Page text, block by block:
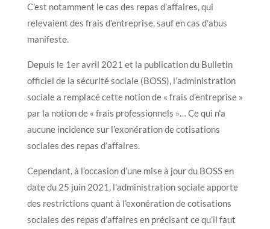
C’est notamment le cas des repas d’affaires, qui
relevaient des frais d’entreprise, sauf en cas d’abus
manifeste.
Depuis le 1er avril 2021 et la publication du Bulletin
officiel de la sécurité sociale (BOSS), l’administration
sociale a remplacé cette notion de « frais d’entreprise »
par la notion de « frais professionnels »… Ce qui n’a
aucune incidence sur l’exonération de cotisations
sociales des repas d’affaires.
Cependant, à l’occasion d’une mise à jour du BOSS en
date du 25 juin 2021, l’administration sociale apporte
des restrictions quant à l’exonération de cotisations
sociales des repas d’affaires en précisant ce qu’il faut